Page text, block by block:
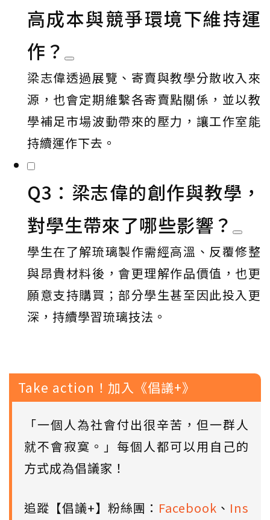
高成本與競爭環境下維持運
作？
梁志偉透過展覽、寄賣與教學分散收入來
源，也會定期維繫各寄賣點關係，並以教
學補足市場波動帶來的壓力，讓工作室能
持續運作下去。
Q3：梁志偉的創作與教學，
對學生帶來了哪些影響？
學生在了解琉璃製作需經高溫、反覆修整
與昂貴材料後，會更理解作品價值，也更
願意支持購買；部分學生甚至因此投入更
深，持續學習琉璃技法。
Take action！加入《倡議+》
「一個人為社會付出很辛苦，但一群人
就不會寂寞。」每個人都可以用自己的
方式成為倡議家！
追蹤【倡議+】粉絲團： Facebook 、 Ins